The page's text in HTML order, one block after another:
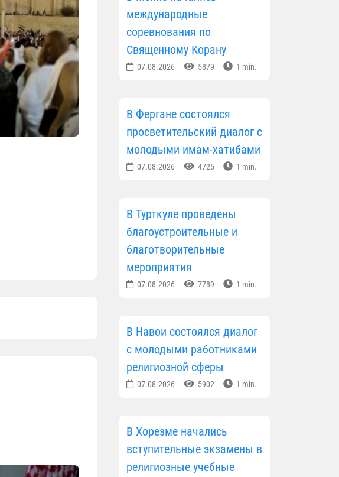
международные
соревнования по
Священному Корану
07.08.2026 5879 1 min.
В Фергане состоялся
просветительский диалог с
молодыми имам-хатибами
07.08.2026 4725 1 min.
В Турткуле проведены
благоустроительные и
благотворительные
мероприятия
07.08.2026 7789 1 min.
В Навои состоялся диалог
с молодыми работниками
религиозной сферы
07.08.2026 5902 1 min.
В Хорезме начались
вступительные экзамены в
религиозные учебные